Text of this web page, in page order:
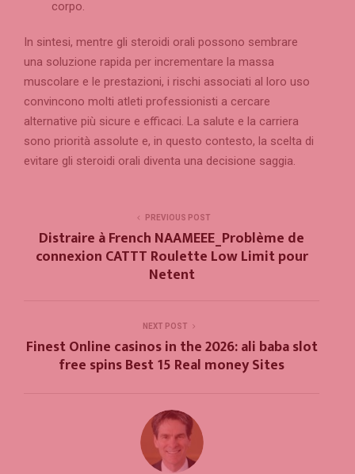
corpo.
In sintesi, mentre gli steroidi orali possono sembrare
una soluzione rapida per incrementare la massa
muscolare e le prestazioni, i rischi associati al loro uso
convincono molti atleti professionisti a cercare
alternative più sicure e efficaci. La salute e la carriera
sono priorità assolute e, in questo contesto, la scelta di
evitare gli steroidi orali diventa una decisione saggia.
PREVIOUS POST
Distraire à French NAAMEEE_Problème de
connexion CATTT Roulette Low Limit pour
Netent
NEXT POST
Finest Online casinos in the 2026: ali baba slot
free spins Best 15 Real money Sites